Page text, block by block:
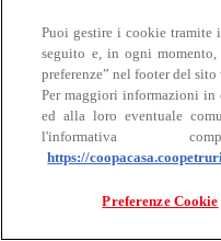
Bovino
Puoi gestire i cookie tramite
seguito e, in ogni
preferenze” nel footer del sito
Per maggiori informazioni
ed alla loro eventuale
l'informativa
https://
Preferenze Cookie